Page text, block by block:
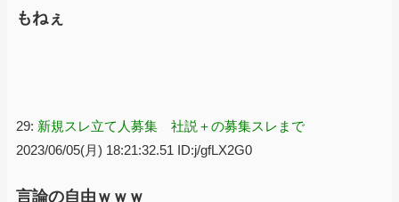
もねぇ
29: 新規スレ立て人募集 社説＋の募集スレまで
2023/06/05(月) 18:21:32.51 ID:j/gfLX2G0
言論の自由ｗｗｗ